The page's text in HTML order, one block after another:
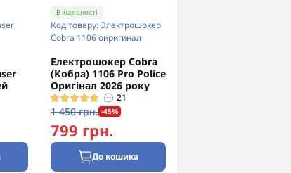
В наявності
Код товару: Электрошокер
Cobra 1106 оиригинал
Електрошокер Cobra
(Кобра) 1106 Pro Police
Оригінал 2026 року
21
1 450 грн. -45%
799 грн.
До кошика